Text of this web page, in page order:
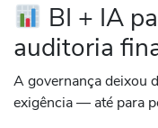
BI + IA
auditoria
A governança deixou
exigência — até para